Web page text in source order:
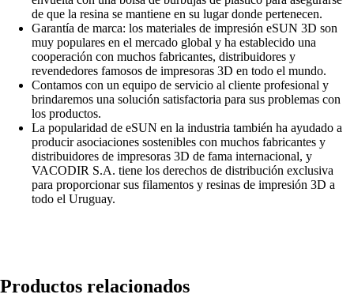
de que la resina se mantiene en su lugar donde pertenecen.
Garantía de marca: los materiales de impresión eSUN 3D son
muy populares en el mercado global y ha establecido una
cooperación con muchos fabricantes, distribuidores y
revendedores famosos de impresoras 3D en todo el mundo.
Contamos con un equipo de servicio al cliente profesional y
brindaremos una solución satisfactoria para sus problemas con
los productos.
La popularidad de eSUN en la industria también ha ayudado a
producir asociaciones sostenibles con muchos fabricantes y
distribuidores de impresoras 3D de fama internacional, y
VACODIR S.A. tiene los derechos de distribución exclusiva
para proporcionar sus filamentos y resinas de impresión 3D a
todo el Uruguay.
Productos relacionados